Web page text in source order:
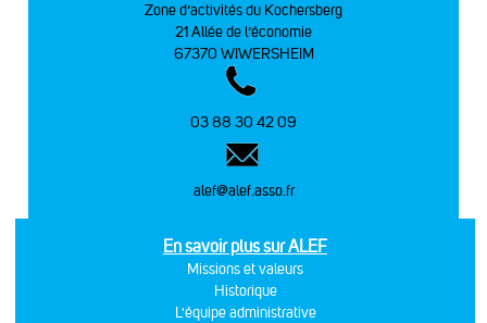
Zone d’activités du Kochersberg
21 Allée de l’économie
67370 WIWERSHEIM
03 88 30 42 09
alef@alef.asso.fr
En savoir plus sur ALEF
Missions et valeurs
Historique
L'équipe administrative